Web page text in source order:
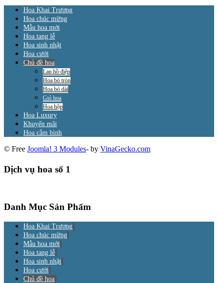
Hoa Khai Trương
Hoa chúc mừng
Mẫu hoa mới
Hoa tang lễ
Hoa sinh nhật
Hoa cưới
Chủ đề hoa
Lan hồ điệp
Hoa bó tròn
Hoa bó dài
Giỏ hoa
Hoa hộp
Hoa Luxury
Khuyến mãi
Hoa cắm bình
© Free Joomla! 3 Modules- by VinaGecko.com
Dịch vụ hoa số 1
Danh Mục Sản Phẩm
Hoa Khai Trương
Hoa chúc mừng
Mẫu hoa mới
Hoa tang lễ
Hoa sinh nhật
Hoa cưới
Chủ đề hoa